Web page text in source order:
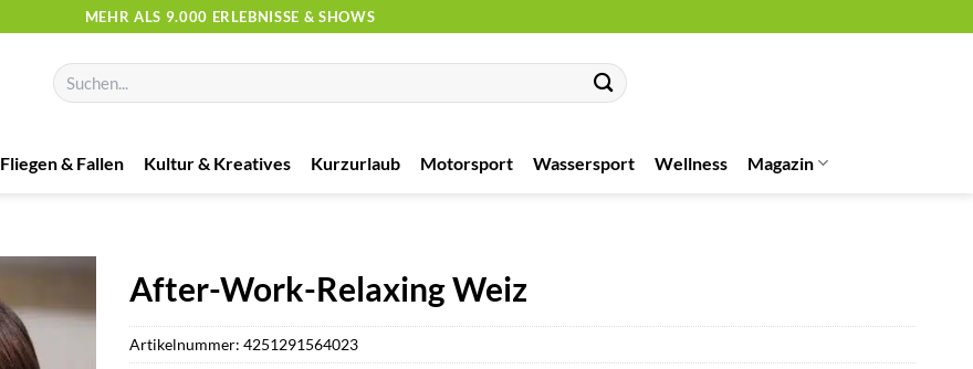
MEHR ALS 9.000 ERLEBNISSE & SHOWS
Suchen
nach:
Fliegen & Fallen Kultur & Kreatives Kurzurlaub Motorsport Wassersport Wellness Magazin
After-Work-Relaxing Weiz
Artikelnummer:4251291564023